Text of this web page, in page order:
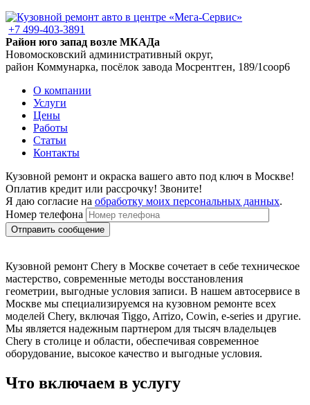
+7 499-403-3891
Район юго запад возле МКАДа
Новомосковский административный округ,
район Коммунарка, посёлок завода Мосрентген, 189/1соор6
О компании
Услуги
Цены
Работы
Статьи
Контакты
Кузовной ремонт и окраска вашего авто под ключ в Москве!
Оплатив кредит или рассрочку! Звоните!
Я даю согласие на обработку моих персональных данных.
Номер телефона
Кузовной ремонт Chery в Москве сочетает в себе техническое
мастерство, современные методы восстановления
геометрии, выгодные условия записи. В нашем автосервисе в
Москве мы специализируемся на кузовном ремонте всех
моделей Chery, включая Tiggo, Arrizo, Cowin, e-series и другие.
Мы является надежным партнером для тысяч владельцев
Chery в столице и области, обеспечивая современное
оборудование, высокое качество и выгодные условия.
Что включаем в услугу